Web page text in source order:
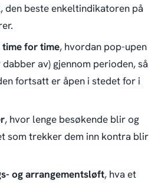
beste enkeltindikatoren på
time for time, hvordan pop-upen
av) gjennom perioden, så
fortsatt er åpen i stedet for i
, hvor lenge besøkende blir og
som trekker dem inn kontra blir
og arrangementsløft, hva et